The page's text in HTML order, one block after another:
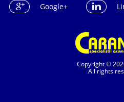
Copyright ©
All rights
Google+